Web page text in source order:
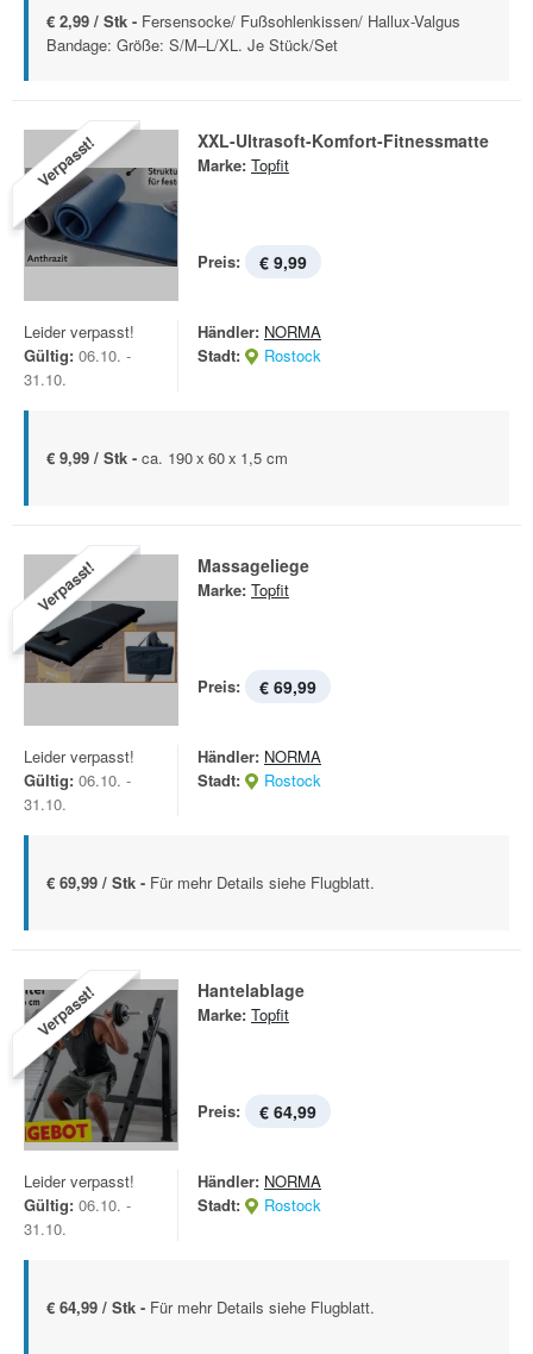
€ 2,99 / Stk - Fersensocke/ Fußsohlenkissen/ Hallux-Valgus
Bandage: Größe: S/M–L/XL. Je Stück/Set
Verpasst! XXL-Ultrasoft-Komfort-Fitnessmatte
Marke: Topfit
Preis: € 9,99
Leider verpasst!
Gültig: 06.10. -
31.10.
Händler: NORMA
Stadt:
Rostock
€ 9,99 / Stk - ca. 190 x 60 x 1,5 cm
Verpasst! Massageliege
Marke: Topfit
Preis: € 69,99
Leider verpasst!
Gültig: 06.10. -
31.10.
Händler: NORMA
Stadt:
Rostock
€ 69,99 / Stk - Für mehr Details siehe Flugblatt.
Verpasst! Hantelablage
Marke: Topfit
Preis: € 64,99
Leider verpasst!
Gültig: 06.10. -
31.10.
Händler: NORMA
Stadt:
Rostock
€ 64,99 / Stk - Für mehr Details siehe Flugblatt.